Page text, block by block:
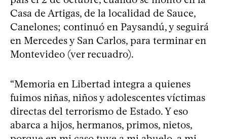
Casa de Artigas, de la localidad de Sauce,
Canelones; continuó en Paysandú, y seguirá
en Mercedes y San Carlos, para terminar en
Montevideo (ver recuadro).
“Memoria en Libertad integra a quienes
fuimos niñas, niños y adolescentes víctimas
directas del terrorismo de Estado. Y eso
abarca a hijos, hermanos, primos, nietos,